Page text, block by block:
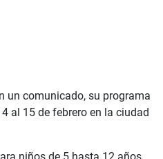
un comunicado, su programa
al 15 de febrero en la ciudad